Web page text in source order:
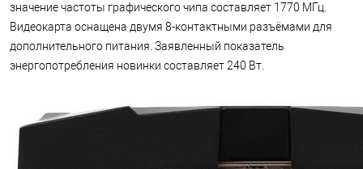
значение частоты графического чипа составляет 1770 МГц.
Видеокарта оснащена двумя 8-контактными разъёмами для
дополнительного питания. Заявленный показатель
энергопотребления новинки составляет 240 Вт.